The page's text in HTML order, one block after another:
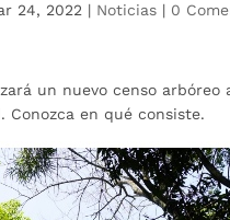
24, 2022 | Noticias | 0
un nuevo censo
Conozca en qué consiste.